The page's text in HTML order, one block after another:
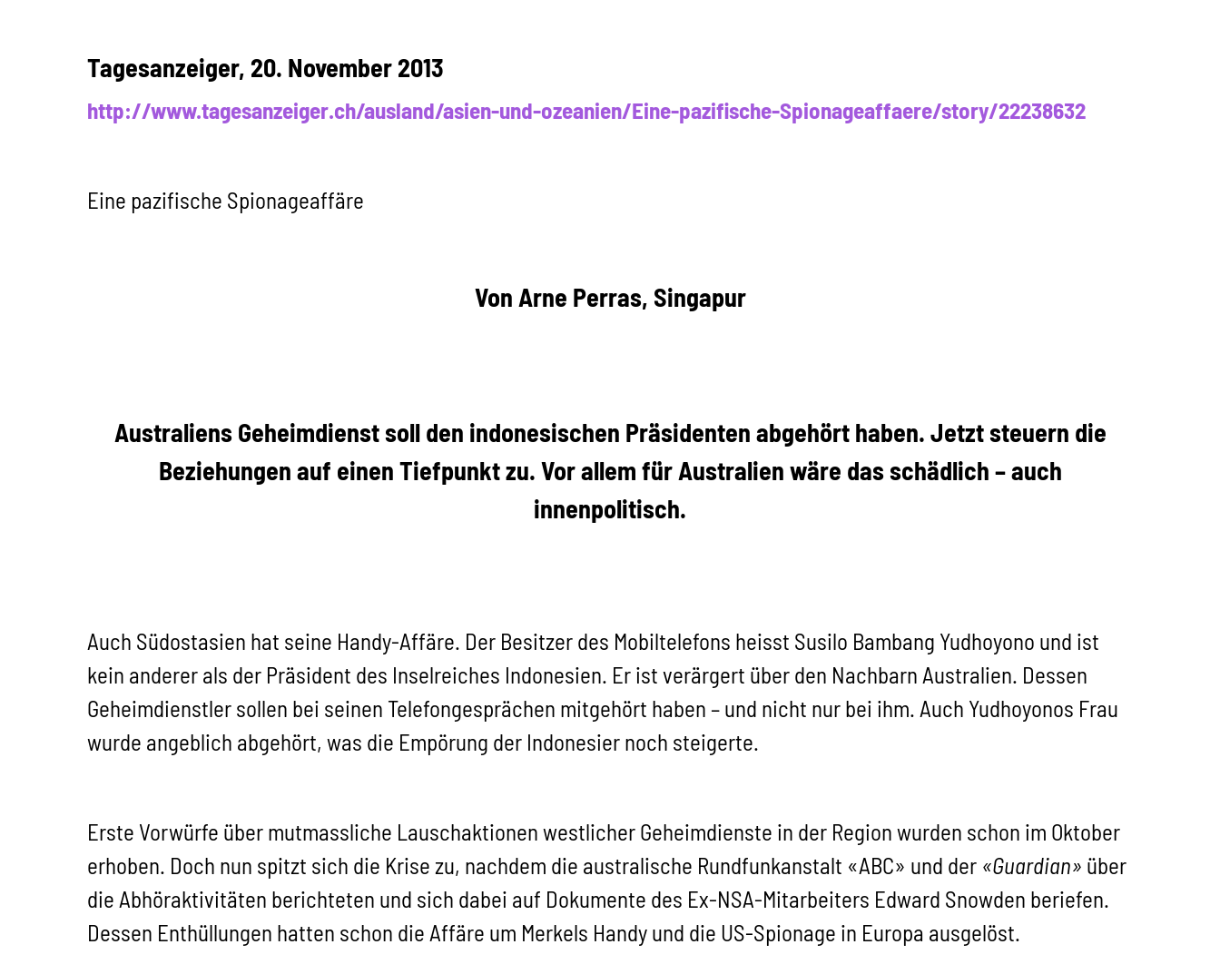
Tagesanzeiger, 20. November 2013
http://www.tagesanzeiger.ch/ausland/asien-und-ozeanien/Eine-pazifische-Spionageaffaere/story/22238632
Eine pazifische Spionageaffäre
Von Arne Perras, Singapur
Australiens Geheimdienst soll den indonesischen Präsidenten abgehört haben. Jetzt steuern die
Beziehungen auf einen Tiefpunkt zu. Vor allem für Australien wäre das schädlich – auch
innenpolitisch.
Auch Südostasien hat seine Handy-Affäre. Der Besitzer des Mobiltelefons heisst Susilo Bambang Yudhoyono und ist
kein anderer als der Präsident des Inselreiches Indonesien. Er ist verärgert über den Nachbarn Australien. Dessen
Geheimdienstler sollen bei seinen Telefongesprächen mitgehört haben – und nicht nur bei ihm. Auch Yudhoyonos Frau
wurde angeblich abgehört, was die Empörung der Indonesier noch steigerte.
Erste Vorwürfe über mutmassliche Lauschaktionen westlicher Geheimdienste in der Region wurden schon im Oktober
erhoben. Doch nun spitzt sich die Krise zu, nachdem die australische Rundfunkanstalt «ABC» und der «Guardian» über
die Abhöraktivitäten berichteten und sich dabei auf Dokumente des Ex-NSA-Mitarbeiters Edward Snowden beriefen.
Dessen Enthüllungen hatten schon die Affäre um Merkels Handy und die US-Spionage in Europa ausgelöst.